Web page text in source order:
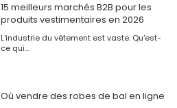
15 meilleurs marchés B2B pour les
produits vestimentaires en 2026
L'industrie du vêtement est vaste. Qu'est-
ce qui...
Où vendre des robes de bal en ligne